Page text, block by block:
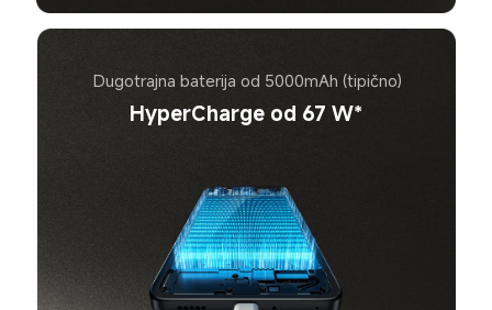
Dugotrajna baterija od 5000mAh (tipično)
HyperCharge od 67 W*